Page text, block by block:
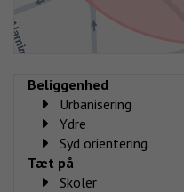
Beliggenhed
Urbanisering
Ydre
Syd orientering
Tæt på
Skoler